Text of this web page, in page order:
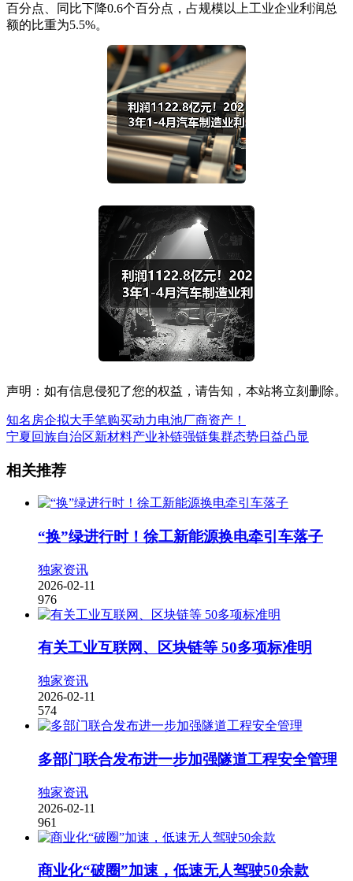
百分点、同比下降0.6个百分点，占规模以上工业企业利润总
额的比重为5.5%。
声明：如有信息侵犯了您的权益，请告知，本站将立刻删除。
知名房企拟大手笔购买动力电池厂商资产！
宁夏回族自治区新材料产业补链强链集群态势日益凸显
相关推荐
“换”绿进行时！徐工新能源换电牵引车落子
独家资讯
2026-02-11
976
有关工业互联网、区块链等 50多项标准明
独家资讯
2026-02-11
574
多部门联合发布进一步加强隧道工程安全管理
独家资讯
2026-02-11
961
商业化“破圈”加速，低速无人驾驶50余款